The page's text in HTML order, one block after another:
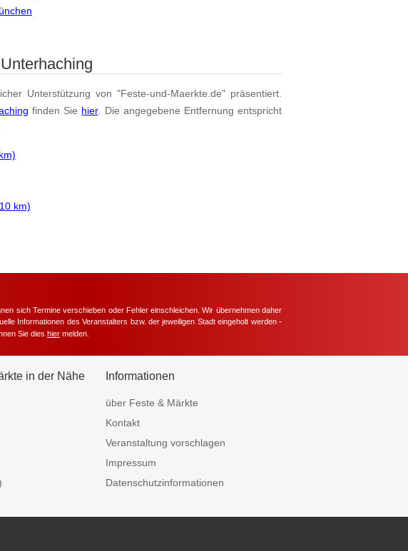
Unterstützung von "Feste-und-Maerkte.de" präsentiert.
finden Sie hier. Die angegebene Entfernung entspricht
km)
sich Termine verschieben oder Fehler einschleichen. Wir übernehmen daher
Informationen des Veranstalters bzw. der jeweiligen Stadt eingeholt werden -
Sie dies hier melden.
in der Nähe Informationen
über Feste & Märkte
Kontakt
Veranstaltung vorschlagen
Impressum
Datenschutzinformationen